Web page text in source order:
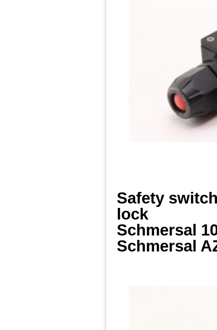
Safety
lock
Schmersal
Schmersal